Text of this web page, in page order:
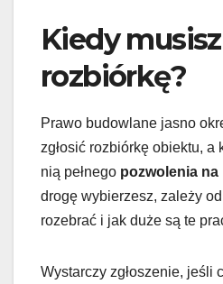
Kiedy
rozbiórkę?
Prawo budowlane jasno
zgłosić rozbiórkę obiektu, a
nią pełnego pozwolenia
drogę wybierzesz, zależy
rozebrać i jak duże są te
Wystarczy zgłoszenie, jeśli